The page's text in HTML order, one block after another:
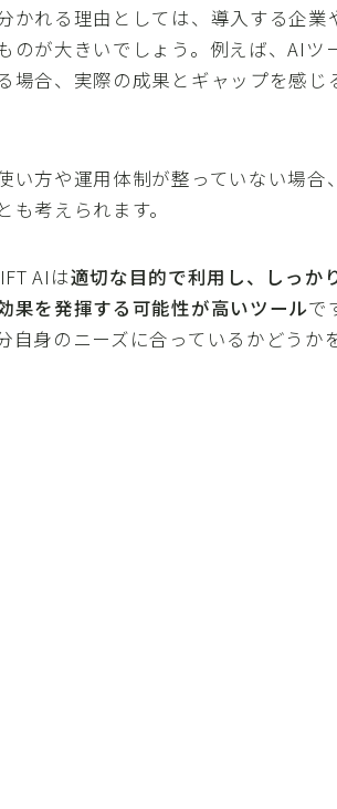
かれる理由としては、導入する企業
のが大きいでしょう。例えば、AIツ
場合、実際の成果とギャップを感じ
い方や運用体制が整っていない場合
も考えられます。
AIは適切な目的で利用し、しっか
果を発揮する可能性が高いツールで
自身のニーズに合っているかどうか